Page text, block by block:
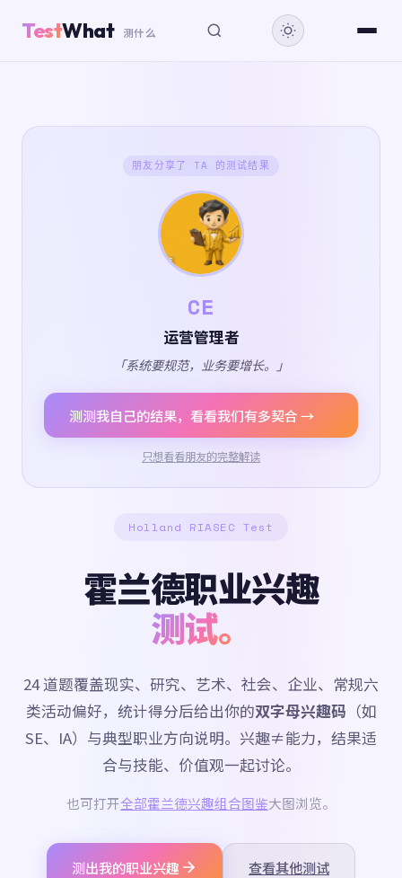
TestWhat 测什么
朋友分享了 TA 的测试结果
CE
运营管理者
「系统要规范，业务要增长。」
测测我自己的结果，看看我们有多契合 →
只想看看朋友的完整解读
Holland RIASEC Test
霍兰德职业兴趣
测试。
24 道题覆盖现实、研究、艺术、社会、企业、常规六
类活动偏好，统计得分后给出你的双字母兴趣码 （如
SE、IA）与典型职业方向说明。兴趣≠能力，结果适
合与技能、价值观一起讨论。
也可打开全部霍兰德兴趣组合图鉴大图浏览。
测出我的职业兴趣 查看其他测试